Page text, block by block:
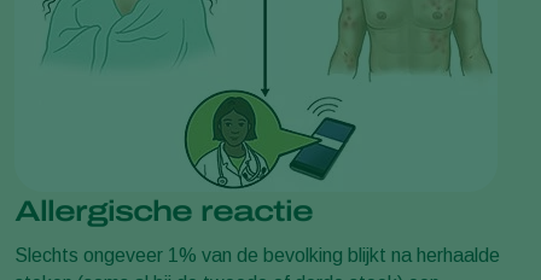
Allergische reactie
Slechts ongeveer 1% van de bevolking blijkt na herhaalde